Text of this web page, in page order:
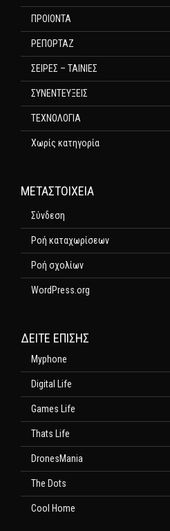
ΠΡΟΙΟΝΤΑ
ΡΕΠΟΡΤΑΖ
ΣΕΙΡΕΣ – ΤΑΙΝΙΕΣ
ΣΥΝΕΝΤΕΥΞΕΙΣ
ΤΕΧΝΟΛΟΓΙΑ
Χωρίς κατηγορία
ΜΕΤΑΣΤΟΙΧΕΊΑ
Σύνδεση
Ροή καταχωρίσεων
Ροή σχολίων
WordPress.org
ΔΕΊΤΕ ΕΠΊΣΗΣ
Myphone
Digital Life
Games Life
Thats Life
DronesMania
The Dots
Cool Home